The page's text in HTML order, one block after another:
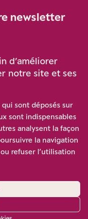
newsletter
la démocratie en
extrêmes, et la
en promouvant la
opinions.
d’améliorer
notre site et ses
sont déposés sur
sont indispensables
analysent la façon
la navigation
refuser l’utilisation